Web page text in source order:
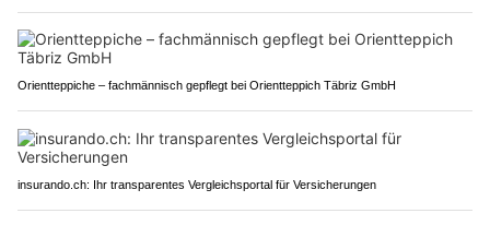
Orientteppiche – fachmännisch gepflegt bei Orientteppich Täbriz GmbH
insurando.ch: Ihr transparentes Vergleichsportal für Versicherungen